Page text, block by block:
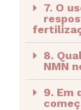
7. O
8.
NMN
9. Em